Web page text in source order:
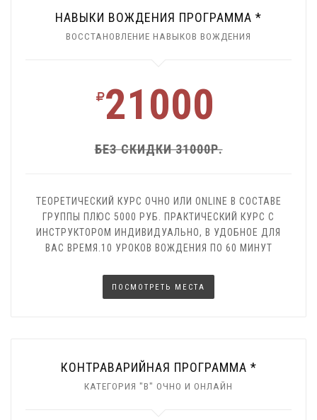
НАВЫКИ ВОЖДЕНИЯ ПРОГРАММА *
ВОССТАНОВЛЕНИЕ НАВЫКОВ ВОЖДЕНИЯ
21000
БЕЗ СКИДКИ 31000Р.
ТЕОРЕТИЧЕСКИЙ КУРС ОЧНО ИЛИ ONLINE В СОСТАВЕ
ГРУППЫ ПЛЮС 5000 РУБ. ПРАКТИЧЕСКИЙ КУРС С
ИНСТРУКТОРОМ ИНДИВИДУАЛЬНО, В УДОБНОЕ ДЛЯ
ВАС ВРЕМЯ.10 УРОКОВ ВОЖДЕНИЯ ПО 60 МИНУТ
ПОСМОТРЕТЬ МЕСТА
КОНТРАВАРИЙНАЯ ПРОГРАММА *
КАТЕГОРИЯ "В" ОЧНО И ОНЛАЙН